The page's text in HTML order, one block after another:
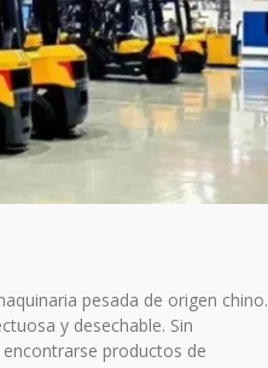
pesada de origen chino.
y desechable. Sin
productos de